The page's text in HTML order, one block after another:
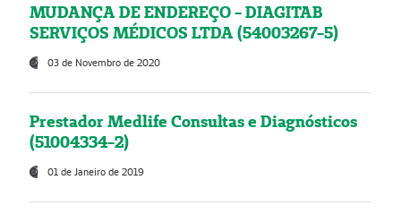
MUDANÇA DE ENDEREÇO - DIAGITAB
SERVIÇOS MÉDICOS LTDA (54003267-5)
03 de Novembro de 2020
Prestador Medlife Consultas e Diagnósticos
(51004334-2)
01 de Janeiro de 2019